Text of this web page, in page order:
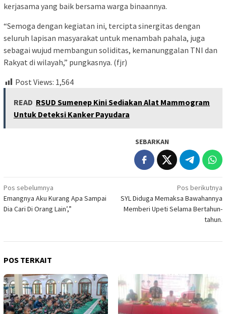
kerjasama yang baik bersama warga binaannya.
“Semoga dengan kegiatan ini, tercipta sinergitas dengan
seluruh lapisan masyarakat untuk menambah pahala, juga
sebagai wujud membangun soliditas, kemanunggalan TNI dan
Rakyat di wilayah,” pungkasnya. (fjr)
Post Views: 1,564
READ RSUD Sumenep Kini Sediakan Alat Mammogram
Untuk Deteksi Kanker Payudara
SEBARKAN
Navigasi
pos
Pos sebelumnya
Emangnya Aku Kurang Apa Sampai
Dia Cari Di Orang Lain’,”
Pos berikutnya
SYL Diduga Memaksa Bawahannya
Memberi Upeti Selama Bertahun-
tahun.
POS TERKAIT